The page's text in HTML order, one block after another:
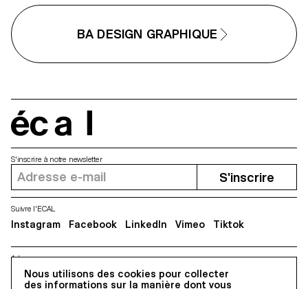
BA DESIGN GRAPHIQUE
Nous utilisons des cookies pour collecter
des informations sur la manière dont vous
Adresse
5, avenue du Temple, CH-1020 Renens
S'inscrire à notre newsletter
S'inscrire
Suivre l'ECAL
Instagram Facebook LinkedIn Vimeo Tiktok